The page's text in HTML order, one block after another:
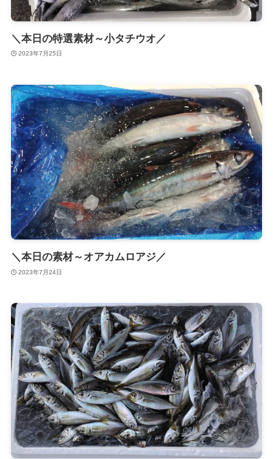
＼本日の特選素材～小タチウオ／
2023年7月25日
＼本日の素材～オアカムロアジ／
2023年7月24日